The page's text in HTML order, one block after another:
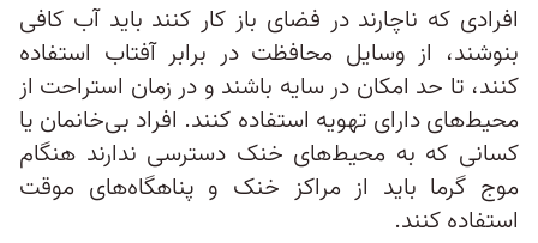
افرادی که ناچارند در فضای باز کار کنند باید آب کافی
بنوشند، از وسایل محافظت در برابر آفتاب استفاده
کنند، تا حد امکان در سایه باشند و در زمان استراحت از
محیط‌های دارای تهویه استفاده کنند. افراد بی‌خانمان یا
کسانی که به محیط‌های خنک دسترسی ندارند هنگام
موج گرما باید از مراکز خنک‌ و پناهگاه‌های موقت
استفاده کنند.